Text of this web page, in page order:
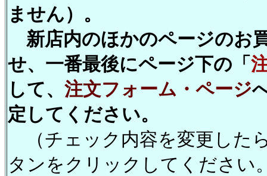
ません）。
新店内のほかのページのお
せ、一番最後にページ下の「
して、 注文フォーム・ページ
定してください。
（チェック内容を変更した
タンをクリックしてください